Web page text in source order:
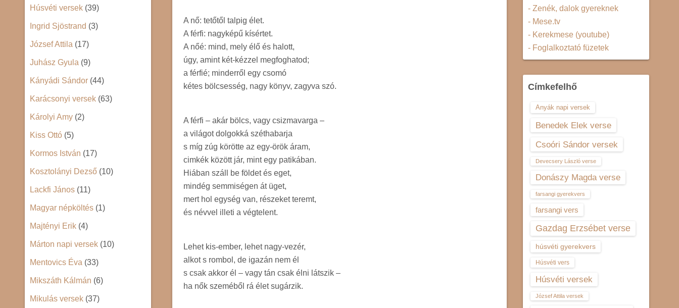
A nő: tetőtől talpig élet.
A férfi: nagyképű kísértet.
A nőé: mind, mely élő és halott,
úgy, amint két-kézzel megfoghatod;
a férfié; minderről egy csomó
kétes bölcsesség, nagy könyv, zagyva szó.
A férfi – akár bölcs, vagy csizmavarga –
a világot dolgokká széthabarja
s míg zúg körötte az egy-örök áram,
cimkék között jár, mint egy patikában.
Hiában száll be földet és eget,
mindég semmiségen át üget,
mert hol egység van, részeket teremt,
és névvel illeti a végtelent.
Lehet kis-ember, lehet nagy-vezér,
alkot s rombol, de igazán nem él
s csak akkor él – vagy tán csak élni látszik –
ha nők szeméből rá élet sugárzik.
Húsvéti versek (39)
Ingrid Sjöstrand (3)
József Attila (17)
Juhász Gyula (9)
Kányádi Sándor (44)
Karácsonyi versek (63)
Károlyi Amy (2)
Kiss Ottó (5)
Kormos István (17)
Kosztolányi Dezső (10)
Lackfi János (11)
Magyar népköltés (1)
Majtényi Erik (4)
Márton napi versek (10)
Mentovics Éva (33)
Mikszáth Kálmán (6)
Mikulás versek (37)
- Zenék, dalok gyereknek
- Mese.tv
- Kerekmese (youtube)
- Foglalkoztató füzetek
Címkefelhő
Anyák napi versek
Benedek Elek verse
Csoóri Sándor versek
Devecsery László verse
Donászy Magda verse
farsangi gyerekvers
farsangi vers
Gazdag Erzsébet verse
húsvéti gyerekvers
Húsvéti vers
Húsvéti versek
József Attila versek